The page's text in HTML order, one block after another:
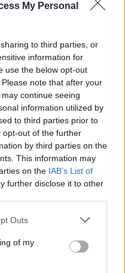
My Personal
to third parties, or
information for
use the below opt-out
note that after your
continue seeing
information utilized by
to third parties prior to
opt-out of the further
by third parties on the
This information may
on the IAB’s List of
further disclose it to other
one or more Google
You may click to
its third-party tags to
in below Google
Outs
of my
figyelmen kívül
nem érez
A felek a korábbi
az egyeztetések
szerint nyílt és
a jövőről.
because the format